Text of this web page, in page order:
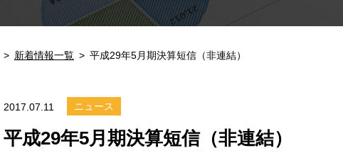
新着情報一覧 平成29年5月期決算短信（非連結）
2017.07.11 ニュース
平成29年5月期決算短信（非連結）